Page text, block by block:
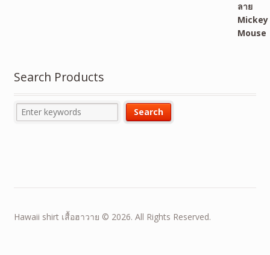
Search Products
Hawaii shirt เสื้อฮาวาย © 2026. All Rights Reserved.